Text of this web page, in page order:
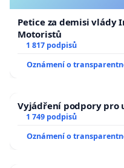
Petice za demisi vlády
Motoristů
1 817 podpisů
Oznámení o
Vyjádření podpory pro
1 749 podpisů
Oznámení o